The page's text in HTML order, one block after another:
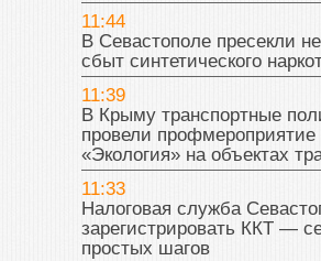
11:44
В Севастополе пресекли
сбыт синтетического
11:39
В Крыму транспортные
провели профмероприятие
«Экология» на объектах
11:33
Налоговая служба
зарегистрировать ККТ —
простых шагов